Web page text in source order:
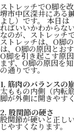
ストレッチでO脚を改
堺市中区深井にある
よし）です。 本日
ればいいかわからな
なのが、ストレッチ
ストレッチは、O脚
は、O脚の原因とお
O脚を引き起こす原
まず、O脚の原因を
の通りです。
1. 筋肉のバランスの
太ももの内側（内転
脚が外側に開きやす
2. 股関節の硬さ
股関節が硬いと正し
じやすくなります。